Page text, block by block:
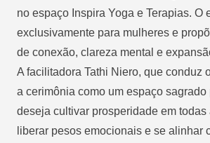
no espaço Inspira Yoga e Terapias. O
exclusivamente para mulheres e
de conexão, clareza mental e
A facilitadora Tathi Niero, que conduz
a cerimônia como um espaço sagrado
deseja cultivar prosperidade em todas
liberar pesos emocionais e se alinhar